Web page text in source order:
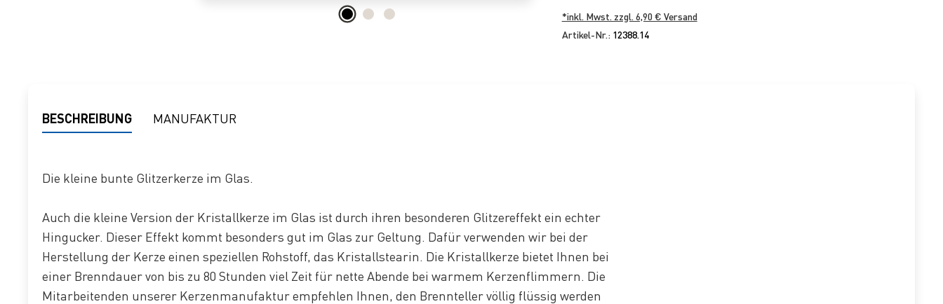
*inkl. Mwst. zzgl. 6,90 € Versand
Artikel-Nr.: 12388.14
BESCHREIBUNG MANUFAKTUR
Die kleine bunte Glitzerkerze im Glas.
Auch die kleine Version der Kristallkerze im Glas ist durch ihren besonderen Glitzereffekt ein echter
Hingucker. Dieser Effekt kommt besonders gut im Glas zur Geltung. Dafür verwenden wir bei der
Herstellung der Kerze einen speziellen Rohstoff, das Kristallstearin. Die Kristallkerze bietet Ihnen bei
einer Brenndauer von bis zu 80 Stunden viel Zeit für nette Abende bei warmem Kerzenflimmern. Die
Mitarbeitenden unserer Kerzenmanufaktur empfehlen Ihnen, den Brennteller völlig flüssig werden